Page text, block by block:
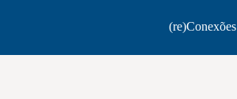
(re)Conexões